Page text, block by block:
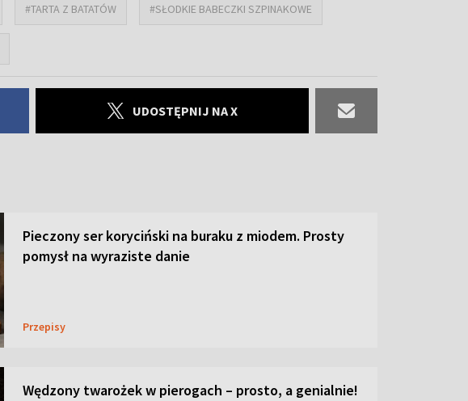
#TARTA Z BATATÓW #SŁODKIE BABECZKI SZPINAKOWE
UDOSTĘPNIJ NA X
Pieczony ser koryciński na buraku z miodem. Prosty
pomysł na wyraziste danie
Przepisy
Wędzony twarożek w pierogach – prosto, a genialnie!